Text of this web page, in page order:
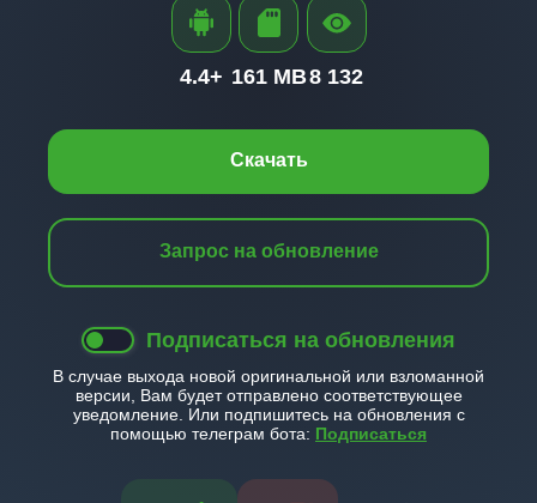
Скачать
Запрос на обновление
Подписаться на обновления
В случае выхода новой оригинальной или взломанной
версии, Вам будет отправлено соответствующее
уведомление. Или подпишитесь на обновления с
помощью телеграм бота: Подписаться
4.4+ 161 MB8 132